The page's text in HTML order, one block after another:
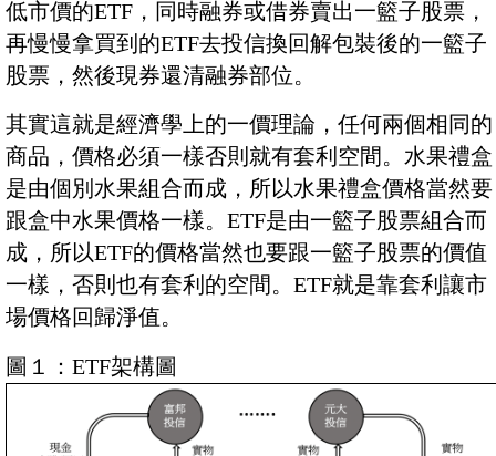
低市價的ETF，同時融券或借券賣出一籃子股票，
再慢慢拿買到的ETF去投信換回解包裝後的一籃子
股票，然後現券還清融券部位。
其實這就是經濟學上的一價理論，任何兩個相同的
商品，價格必須一樣否則就有套利空間。水果禮盒
是由個別水果組合而成，所以水果禮盒價格當然要
跟盒中水果價格一樣。ETF是由一籃子股票組合而
成，所以ETF的價格當然也要跟一籃子股票的價值
一樣，否則也有套利的空間。ETF就是靠套利讓市
場價格回歸淨值。
圖１：ETF架構圖